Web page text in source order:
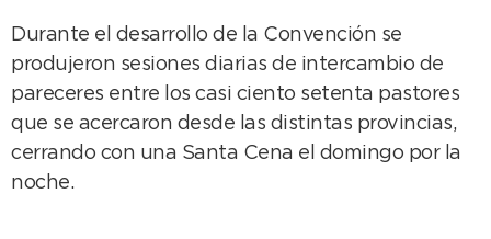
Durante el desarrollo de la Convención se
produjeron sesiones diarias de intercambio de
pareceres entre los casi ciento setenta pastores
que se acercaron desde las distintas provincias,
cerrando con una Santa Cena el domingo por la
noche.